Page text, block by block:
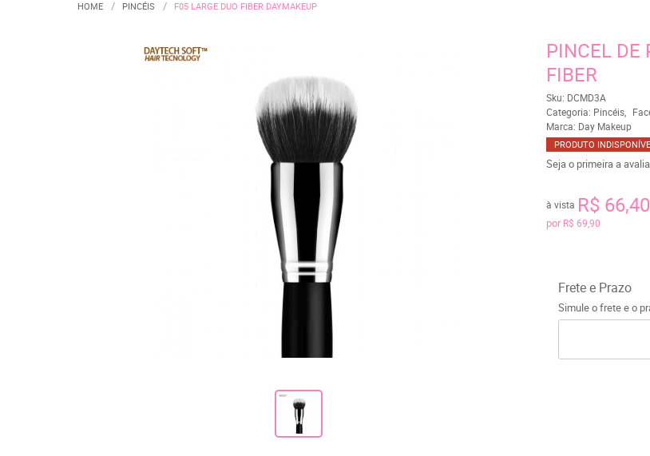
HOME PINCÉIS F05 LARGE DUO FIBER DAYMAKEUP
PINCEL DE
FIBER
Sku: DCMD3A
Categoria: Pincéis
Marca: Day Makeup
PRODUTO
Seja o primeira a
à vista R$ 66,40
por R$ 69,90
Frete e Prazo
Simule o frete e o